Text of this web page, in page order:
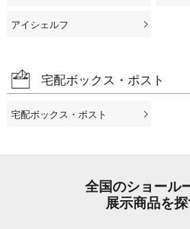
アイシェルフ
宅配ボックス・ポスト
宅配ボックス・ポスト
全国のショール
展示商品を